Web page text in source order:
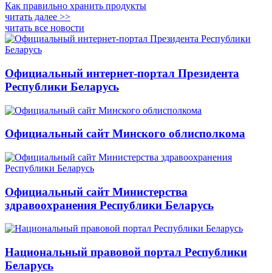
Как правильно хранить продукты
читать далее >>
читать все новости
Официальный интернет-портал Президента
Республики Беларусь
Официальный сайт Минского облисполкома
Официальный сайт Министерства
здравоохранения Республики Беларусь
Национальный правовой портал Республики
Беларусь